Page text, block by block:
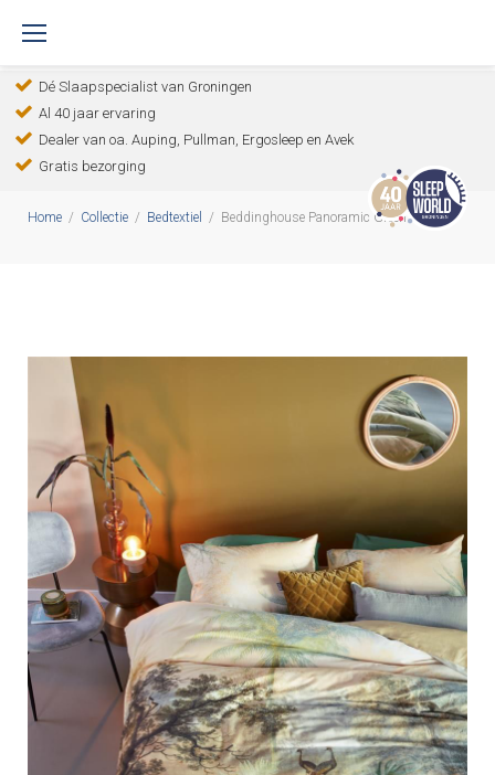
Dé Slaapspecialist van Groningen
Al 40 jaar ervaring
Dealer van oa. Auping, Pullman, Ergosleep en Avek
Gratis bezorging
Home / Collectie / Bedtextiel / Beddinghouse Panoramic Green